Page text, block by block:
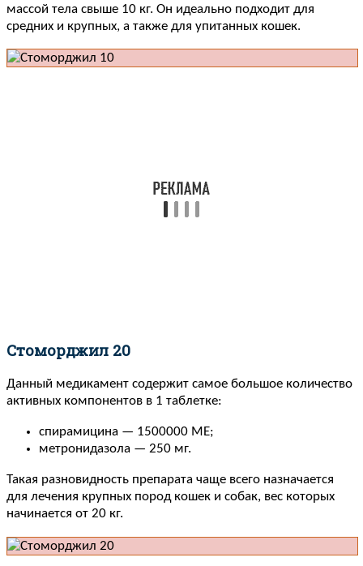
массой тела свыше 10 кг. Он идеально подходит для
средних и крупных, а также для упитанных кошек.
Стоморджил 20
Данный медикамент содержит самое большое количество
активных компонентов в 1 таблетке:
спирамицина — 1500000 МЕ;
метронидазола — 250 мг.
Такая разновидность препарата чаще всего назначается
для лечения крупных пород кошек и собак, вес которых
начинается от 20 кг.